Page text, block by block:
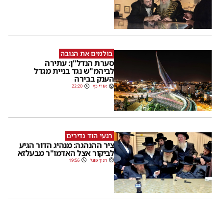
בולמים את הגובה
סערת הנדל"ן: עתירה
לביהמ"ש נגד בניית מגדל
הענק בבירה
אורי כץ 22:20
רגעי הוד נדירים
ציר ההנהגה: מנהיג הדור הגיע
לביקור אצל האדמו"ר מבעלזא
חנוך פוגל 19:56